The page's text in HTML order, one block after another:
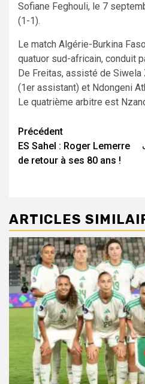
Sofiane Feghouli, le 7
(1-1).
Le match Algérie-Burkina
quatuor sud-africain, conduit
De Freitas, assisté de Siwela
(1er assistant) et Ndongeni
Le quatrième arbitre est
Navigation
d’article
Précédent
ES Sahel : Roger Lemerre
de retour à ses 80 ans !
ARTICLES